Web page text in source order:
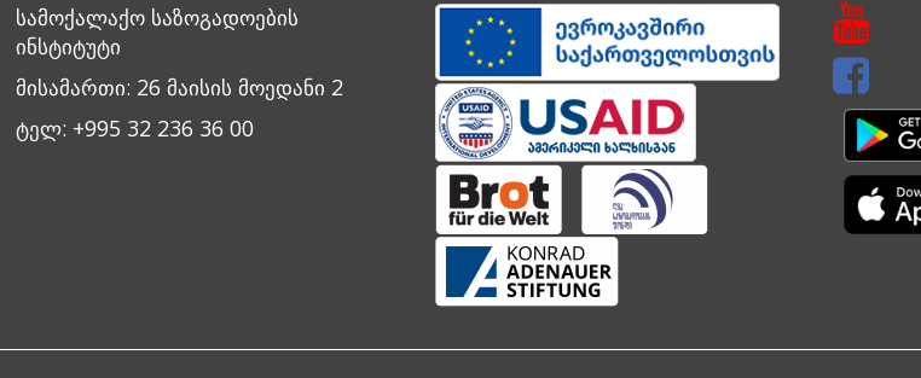
სამოქალაქო საზოგადოების
ინსტიტუტი
მისამართი: 26 მაისის მოედანი 2
ტელ: +995 32 236 36 00